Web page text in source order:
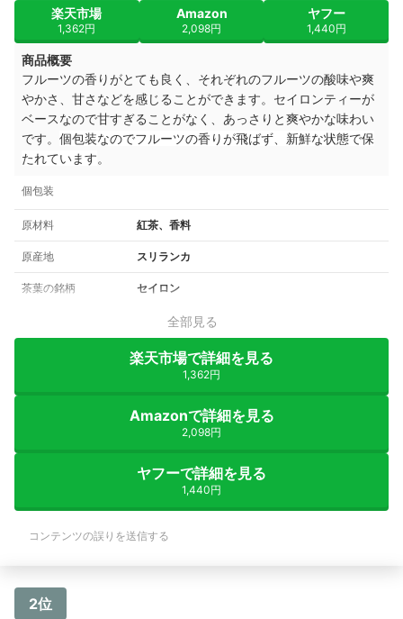
楽天市場
1,362円
Amazon
2,098円
ヤフー
1,440円
商品概要
フルーツの香りがとても良く、それぞれのフルーツの酸味や爽
やかさ、甘さなどを感じることができます。セイロンティーが
ベースなので甘すぎることがなく、あっさりと爽やかな味わい
です。 個包装なのでフルーツの香りが飛ばず、新鮮な状態で保
たれています。
個包装
原材料 紅茶、香料
原産地 スリランカ
茶葉の銘柄 セイロン
全部見る
楽天市場で詳細を見る
1,362円
Amazonで詳細を見る
2,098円
ヤフーで詳細を見る
1,440円
コンテンツの誤りを送信する
2位